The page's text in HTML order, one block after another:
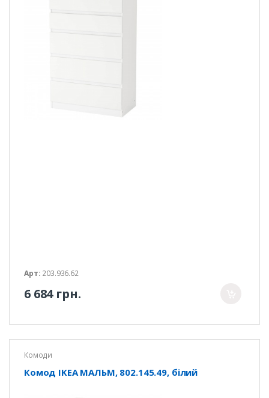
Арт: 203.936.62
6 684 грн.
Комоди
Комод IKEA МАЛЬМ, 802.145.49, білий